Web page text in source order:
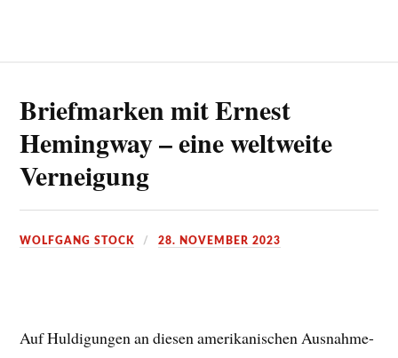
Briefmarken mit Ernest
Hemingway – eine weltweite
Verneigung
WOLFGANG STOCK 28. NOVEMBER 2023
Auf Huldigungen an diesen amerikanischen Ausnahme-